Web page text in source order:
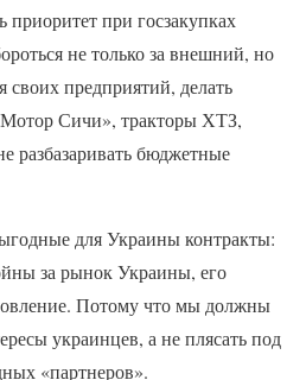
при госзакупках
не только за внешний, но
предприятий, делать
Сичи», тракторы ХТЗ,
разбазаривать бюджетные
для Украины контракты:
за рынок Украины, его
Потому что мы должны
украинцев, а не плясать под
«партнеров».